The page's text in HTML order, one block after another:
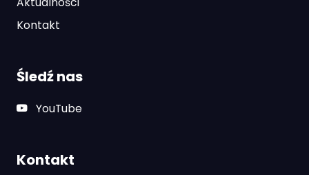
Kontakt
Śledź nas
YouTube
Kontakt